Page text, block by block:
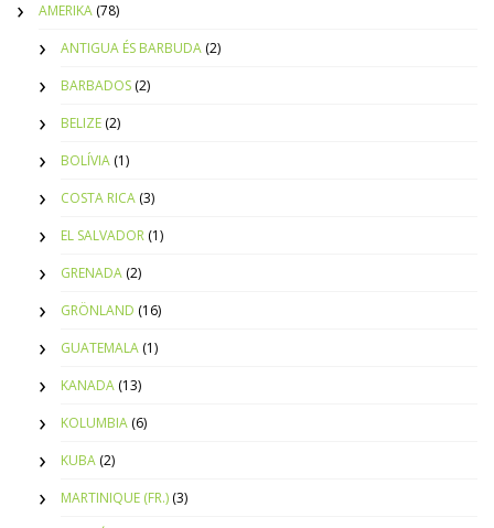
AMERIKA (78)
ANTIGUA ÉS BARBUDA (2)
BARBADOS (2)
BELIZE (2)
BOLÍVIA (1)
COSTA RICA (3)
EL SALVADOR (1)
GRENADA (2)
GRÖNLAND (16)
GUATEMALA (1)
KANADA (13)
KOLUMBIA (6)
KUBA (2)
MARTINIQUE (FR.) (3)